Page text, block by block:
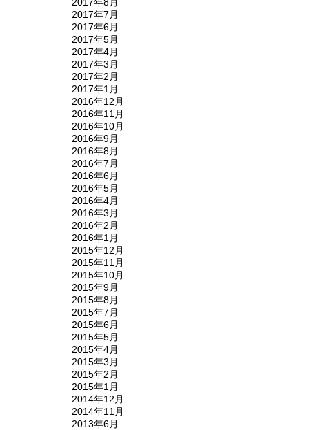
2017年7月
2017年6月
2017年5月
2017年4月
2017年3月
2017年2月
2017年1月
2016年12月
2016年11月
2016年10月
2016年9月
2016年8月
2016年7月
2016年6月
2016年5月
2016年4月
2016年3月
2016年2月
2016年1月
2015年12月
2015年11月
2015年10月
2015年9月
2015年8月
2015年7月
2015年6月
2015年5月
2015年4月
2015年3月
2015年2月
2015年1月
2014年12月
2014年11月
2013年6月